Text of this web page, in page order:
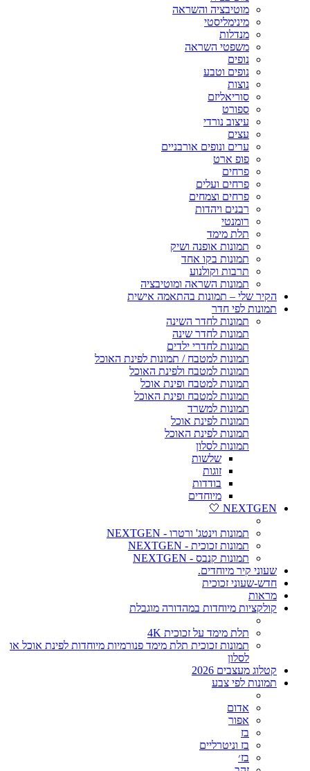
מוטיבציה והשראה
מינימליסטי
מנדלות
משפטי השראה
נופים
נופים וטבע
נוצות
סוריאליזם
ספורט
עיצוב נורדי
עצים
ערים ונופים אורבניים
פופ ארט
פרחים
פרחים ועלים
פרחים וצמחים
רבנים ויהדות
רומנטי
תלת מימד
תמונות אופנה ושיק
תמונות בקו אחד
תרבות וקולנוע
תמונות השראה ומוטיבציה
הקיר שלי – תמונות בהתאמה אישית
תמונות לפי חדר
תמונות לחדר השינה
תמונות לחדר שינה
תמונות לחדרי ילדים
תמונות למטבח / תמונות לפינת האוכל
תמונות למטבח ולפינת האוכל
תמונות למטבח ופינת אוכל
תמונות למטבח ופינת האוכל
תמונות למשרד
תמונות לפינת אוכל
תמונות לפינת האוכל
תמונות לסלון
שלשות
זוגות
בודדות
מיוחדים
NEXTGEN 🤍
תמונות וינטג' ורטרו - NEXTGEN
תמונות זכוכית - NEXTGEN
תמונות קנבס - NEXTGEN
שעוני קיר מיוחדים.
חדש-שעוני זכוכית
מראות
קולקציות מיוחדות במהדורה מוגבלת
תלת מימד על זכוכית 4K
תמונות זכוכית תלת מימד פנורמיות מיוחדות לפינת אוכל או
לסלון
קטלוג מעצבים 2026
תמונות לפי צבע
אדום
אפור
בז
בז וניטרליים
בז׳